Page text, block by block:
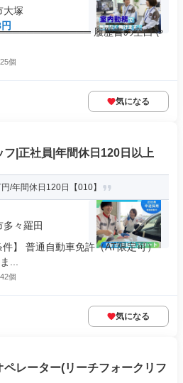
大塚
履歴書の空白や
個
気になる
|正社員|年間休日120日以上
/年間休日120日【010】
々羅田
】 普通自動車免許（AT限定可）
...
個
気になる
レーター(リーチフォークリフ